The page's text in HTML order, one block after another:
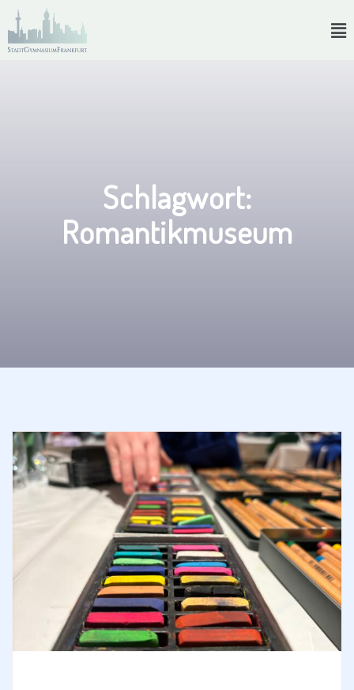
Schlagwort:
Romantikmuseum